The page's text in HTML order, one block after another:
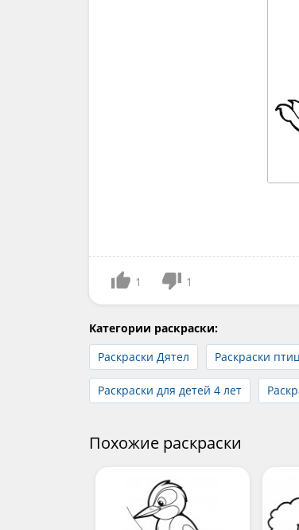
1 1
Категории раскраски:
Раскраски Дятел
Раскраски
Раскраски для детей 4 лет
Похожие раскраски